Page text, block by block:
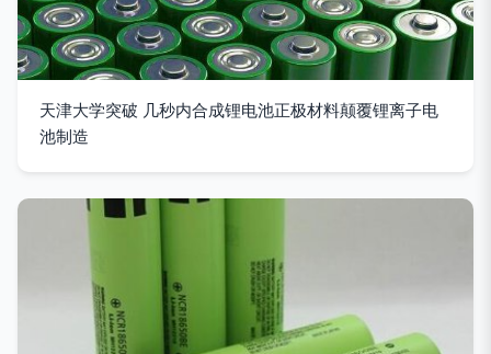
天津大学突破 几秒内合成锂电池正极材料颠覆锂离子电
池制造